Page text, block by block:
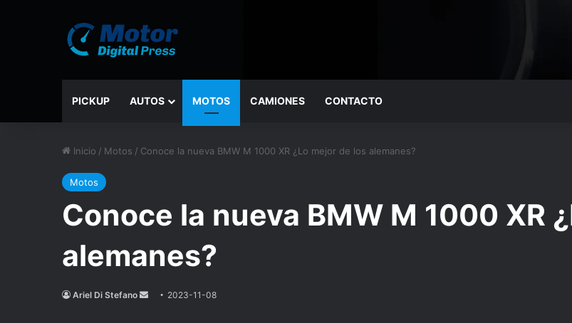
PICKUP AUTOS MOTOS CAMIONES CONTACTO
Inicio / Motos / Conoce la nueva BMW M 1000 XR ¿Lo mejor de los alemanes?
Motos
Conoce la nueva BMW M 1000 XR
alemanes?
Ariel Di Stefano
Send2023-11-08